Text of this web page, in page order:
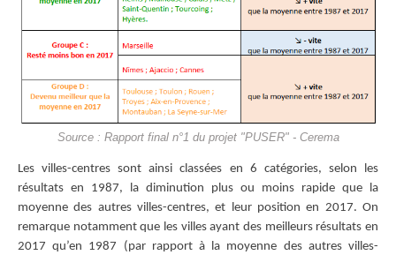
Source : Rapport final n°1 du projet "PUSER" - Cerema
Les villes-centres sont ainsi classées en 6 catégories, selon les
résultats en 1987, la diminution plus ou moins rapide que la
moyenne des autres villes-centres, et leur position en 2017. On
remarque notamment que les villes ayant des meilleurs résultats en
2017 qu’en 1987 (par rapport à la moyenne des autres villes-